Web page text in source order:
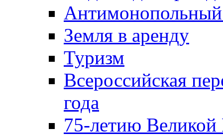
Антимонопольный
Земля в аренду
Туризм
Всероссийская
года
75-летию